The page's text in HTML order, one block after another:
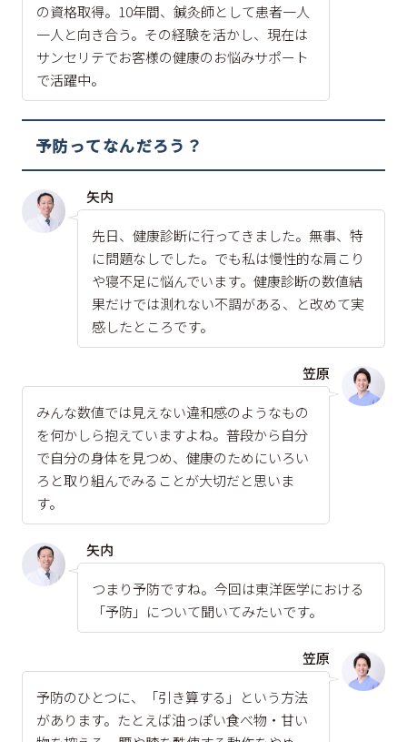
の資格取得。10年間、鍼灸師として患者一人
一人と向き合う。その経験を活かし、現在は
サンセリテでお客様の健康のお悩みサポート
で活躍中。
予防ってなんだろう？
矢内
先日、健康診断に行ってきました。無事、特
に問題なしでした。でも私は慢性的な肩こり
や寝不足に悩んでいます。健康診断の数値結
果だけでは測れない不調がある、と改めて実
感したところです。
笠原
みんな数値では見えない違和感のようなもの
を何かしら抱えていますよね。普段から自分
で自分の身体を見つめ、健康のためにいろい
ろと取り組んでみることが大切だと思いま
す。
矢内
つまり予防ですね。今回は東洋医学における
「予防」について聞いてみたいです。
笠原
予防のひとつに、「引き算する」という方法
があります。たとえば油っぽい食べ物・甘い